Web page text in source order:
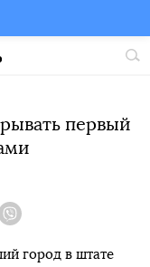
первый
город в штате